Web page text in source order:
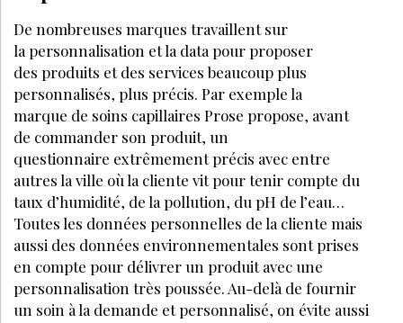
GESTION MARS 2025
Comment bien gérer la trésorerie de
votre institut de beauté ?